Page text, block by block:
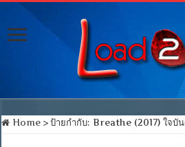
Home > ป้ายกำกับ:Breathe (2017) ใจบัน